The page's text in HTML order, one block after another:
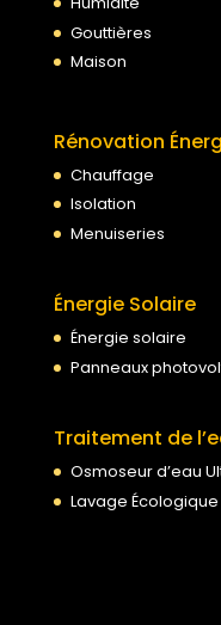
Gouttières
Maison
Rénovation
Chauffage
Isolation
Menuiseries
Énergie Solaire
Énergie solaire
Panneaux
Traitement de
Osmoseur d’eau
Lavage